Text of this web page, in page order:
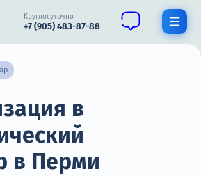
Круглосуточно
+7 (905) 483-87-88
в
в Перми